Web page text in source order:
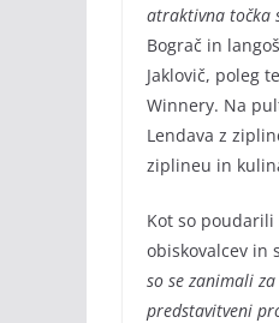
atraktivna točka
Bograč in
Jaklovič, poleg
Winnery. Na
Lendava z
ziplineu in
Kot so
obiskovalcev in
so se zanimali
predstavitveni